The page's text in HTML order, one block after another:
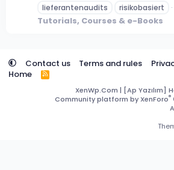
lieferantenaudits
risikobasiert
Tutorials, Courses & e-Books
Contact us Terms and rules
Home
R
S
XenWp.Com | [Ap Yazılım]
Community platform by XenForo®